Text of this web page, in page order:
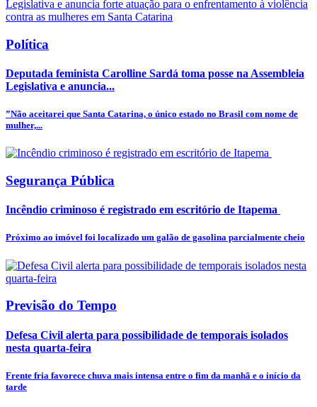
Política
Deputada feminista Carolline Sardá toma posse na Assembleia
Legislativa e anuncia...
”Não aceitarei que Santa Catarina, o único estado no Brasil com nome de
mulher,...
Segurança Pública
Incêndio criminoso é registrado em escritório de Itapema
Próximo ao imóvel foi localizado um galão de gasolina parcialmente cheio
Previsão do Tempo
Defesa Civil alerta para possibilidade de temporais isolados
nesta quarta-feira
Frente fria favorece chuva mais intensa entre o fim da manhã e o início da
tarde